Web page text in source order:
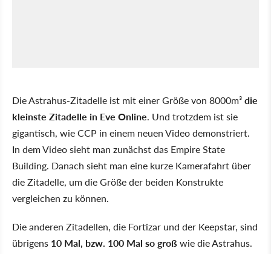
Die Astrahus-Zitadelle ist mit einer Größe von 8000m³die
kleinste Zitadelle in Eve Online. Und trotzdem ist sie
gigantisch, wie CCP in einem neuen Video demonstriert.
In dem Video sieht man zunächst das Empire State
Building. Danach sieht man eine kurze Kamerafahrt über
die Zitadelle, um die Größe der beiden Konstrukte
vergleichen zu können.
Die anderen Zitadellen, die Fortizar und der Keepstar, sind
übrigens 10 Mal, bzw. 100 Mal so großwie die Astrahus.